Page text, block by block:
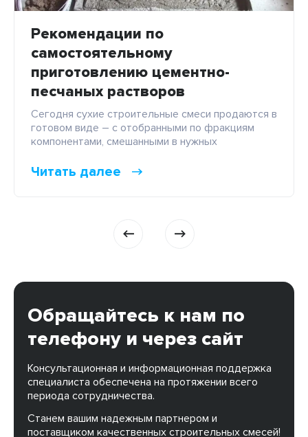
Рекомендации по
самостоятельному
приготовлению цементно-
песчаных растворов
Сегодня сухие строительные смеси продаются в
готовом виде – с отобранными по фракциям
компонентами, смешанными в нужных
песчаную смесь, или приготовить ее
песчаный раствор (ЦПР)? Пошаговое
Читать далее
Обращайтесь к нам по
телефону и через сайт
Консультационная и информационная поддержка
специалиста обеспечена на протяжении всего
периода сотрудничества.
Станем вашим надежным партнером и
поставщиком качественных строительных смесей!